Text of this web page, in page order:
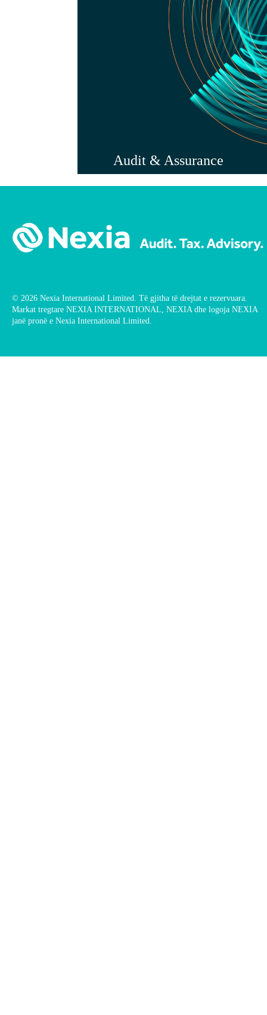
Audit & Assurance
© 2026 Nexia International Limited. Të gjitha të drejtat e rezervuara.
Markat tregtare NEXIA INTERNATIONAL, NEXIA dhe logoja NEXIA
janë pronë e Nexia International Limited.